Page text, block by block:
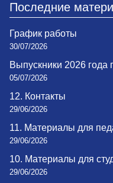
Последние
График работы
30/07/2026
Выпускники 2026
05/07/2026
12. Контакты
29/06/2026
11. Материалы для
29/06/2026
10. Материалы для
29/06/2026